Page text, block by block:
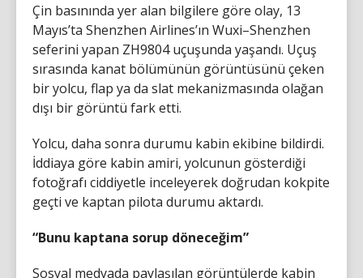
Çin basınında yer alan bilgilere göre olay, 13
Mayıs’ta Shenzhen Airlines’ın Wuxi–Shenzhen
seferini yapan ZH9804 uçuşunda yaşandı. Uçuş
sırasında kanat bölümünün görüntüsünü çeken
bir yolcu, flap ya da slat mekanizmasında olağan
dışı bir görüntü fark etti.
Yolcu, daha sonra durumu kabin ekibine bildirdi.
İddiaya göre kabin amiri, yolcunun gösterdiği
fotoğrafı ciddiyetle inceleyerek doğrudan kokpite
geçti ve kaptan pilota durumu aktardı.
“Bunu kaptana sorup döneceğim”
Sosyal medyada paylaşılan görüntülerde kabin